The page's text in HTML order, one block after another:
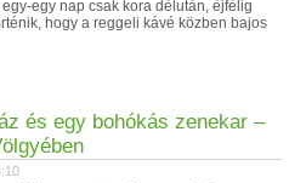
egy nap csak kora délután, éjfélig
hogy a reggeli kávé közben bajos
és egy bohókás zenekar –